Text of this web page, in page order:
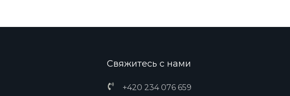
Свяжитесь с нами
+420 234 076 659